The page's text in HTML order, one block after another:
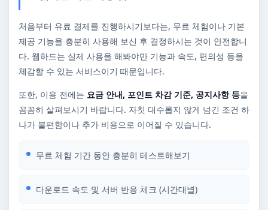
처음부터 유료 결제를 진행하시기보다는, 무료 체험이나 기본
제공 기능을 충분히 사용해 보신 후 결정하시는 것이 안전합니
다. 웹하드는 실제 사용을 해봐야만 기능과 속도, 편의성 등을
체감할 수 있는 서비스이기 때문입니다.
또한, 이용 전에는 요금 안내, 포인트 차감 기준, 공지사항 등을
꼼꼼히 살펴보시기 바랍니다. 자칫 대수롭지 않게 넘긴 조건 하
나가 불편함이나 추가 비용으로 이어질 수 있습니다.
무료 체험 기간 동안 충분히 테스트해보기
다운로드 속도 및 서버 반응 체크 (시간대별)